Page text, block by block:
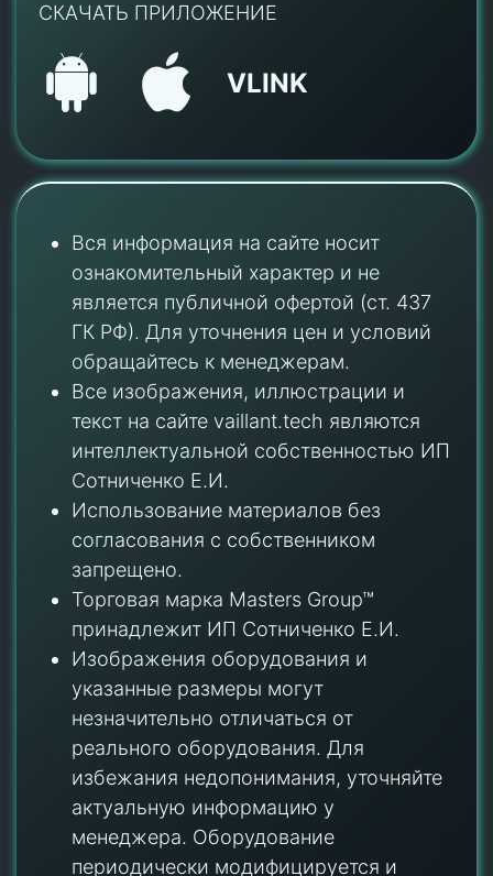
СКАЧАТЬ ПРИЛОЖЕНИЕ
VLINK
Вся информация на сайте носит
ознакомительный характер и не
является публичной офертой (ст. 437
ГК РФ). Для уточнения цен и условий
обращайтесь к менеджерам.
Все изображения, иллюстрации и
текст на сайте vaillant.tech являются
интеллектуальной собственностью ИП
Сотниченко Е.И.
Использование материалов без
согласования с собственником
запрещено.
Торговая марка Masters Group™
принадлежит ИП Сотниченко Е.И.
Изображения оборудования и
указанные размеры могут
незначительно отличаться от
реального оборудования. Для
избежания недопонимания, уточняйте
актуальную информацию у
менеджера. Оборудование
периодически модифицируется и